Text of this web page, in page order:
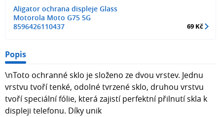
Aligator ochrana displeje Glass
Motorola Moto G75 5G
8596426110437
69 Kč
Popis
\nToto ochranné sklo je složeno ze dvou vrstev. Jednu
vrstvu tvoří tenké, odolné tvrzené sklo, druhou vrstvu
tvoří speciální fólie, která zajistí perfektní přilnutí skla k
displeji telefonu. Díky unik